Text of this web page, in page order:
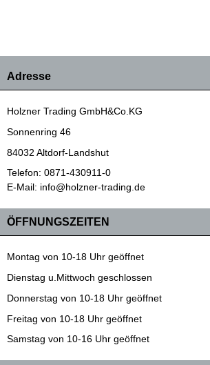
Adresse
Holzner Trading GmbH&Co.KG
Sonnenring 46
84032 Altdorf-Landshut
Telefon: 0871-430911-0
E-Mail: info@holzner-trading.de
ÖFFNUNGSZEITEN
Montag von 10-18 Uhr geöffnet
Dienstag u.Mittwoch geschlossen
Donnerstag von 10-18 Uhr geöffnet
Freitag von 10-18 Uhr geöffnet
Samstag von 10-16 Uhr geöffnet